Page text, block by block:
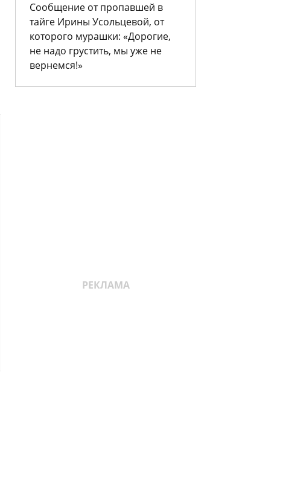
Сообщение от пропавшей в
тайге Ирины Усольцевой, от
которого мурашки: «Дорогие,
не надо грустить, мы уже не
вернемся!»